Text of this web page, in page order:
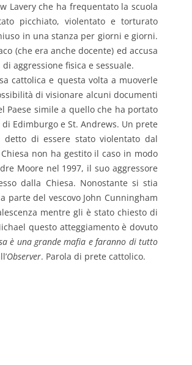
Lavery che ha frequentato la scuola
picchiato, violentato e torturato
in una stanza per giorni e giorni.
(che era anche docente) ed accusa
aggressione fisica e sessuale.
cattolica e questa volta a muoverle
di visionare alcuni documenti
Paese simile a quello che ha portato
Edimburgo e St. Andrews. Un prete
di essere stato violentato dal
non ha gestito il caso in modo
Moore nel 1997, il suo aggressore
dalla Chiesa. Nonostante si stia
del vescovo John Cunningham
mentre gli è stato chiesto di
questo atteggiamento è dovuto
è una grande mafia e faranno di tutto
Observer. Parola di prete cattolico.